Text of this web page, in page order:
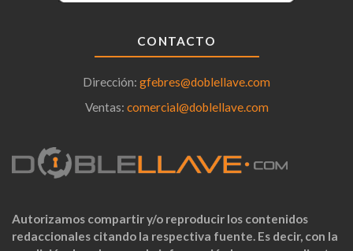
CONTACTO
Dirección: gfebres@doblellave.com
Ventas: comercial@doblellave.com
Autorizamos compartir y/o reproducir los contenidos
redaccionales citando la respectiva fuente. Es decir, con la